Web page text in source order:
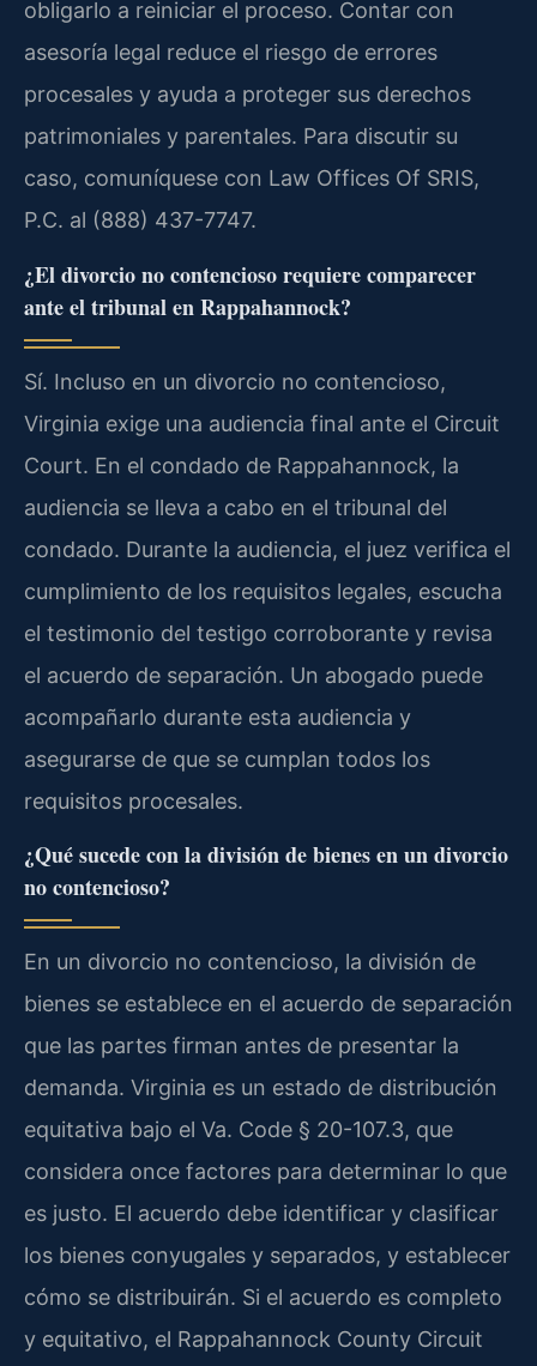
obligarlo a reiniciar el proceso. Contar con
asesoría legal reduce el riesgo de errores
procesales y ayuda a proteger sus derechos
patrimoniales y parentales. Para discutir su
caso, comuníquese con Law Offices Of SRIS,
P.C. al (888) 437-7747.
¿El divorcio no contencioso requiere comparecer
ante el tribunal en Rappahannock?
Sí. Incluso en un divorcio no contencioso,
Virginia exige una audiencia final ante el Circuit
Court. En el condado de Rappahannock, la
audiencia se lleva a cabo en el tribunal del
condado. Durante la audiencia, el juez verifica el
cumplimiento de los requisitos legales, escucha
el testimonio del testigo corroborante y revisa
el acuerdo de separación. Un abogado puede
acompañarlo durante esta audiencia y
asegurarse de que se cumplan todos los
requisitos procesales.
¿Qué sucede con la división de bienes en un divorcio
no contencioso?
En un divorcio no contencioso, la división de
bienes se establece en el acuerdo de separación
que las partes firman antes de presentar la
demanda. Virginia es un estado de distribución
equitativa bajo el Va. Code § 20-107.3, que
considera once factores para determinar lo que
es justo. El acuerdo debe identificar y clasificar
los bienes conyugales y separados, y establecer
cómo se distribuirán. Si el acuerdo es completo
y equitativo, el Rappahannock County Circuit